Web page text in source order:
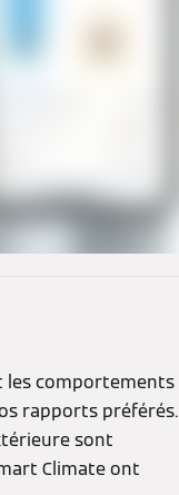
les comportements
rapports préférés.
sont
Climate ont